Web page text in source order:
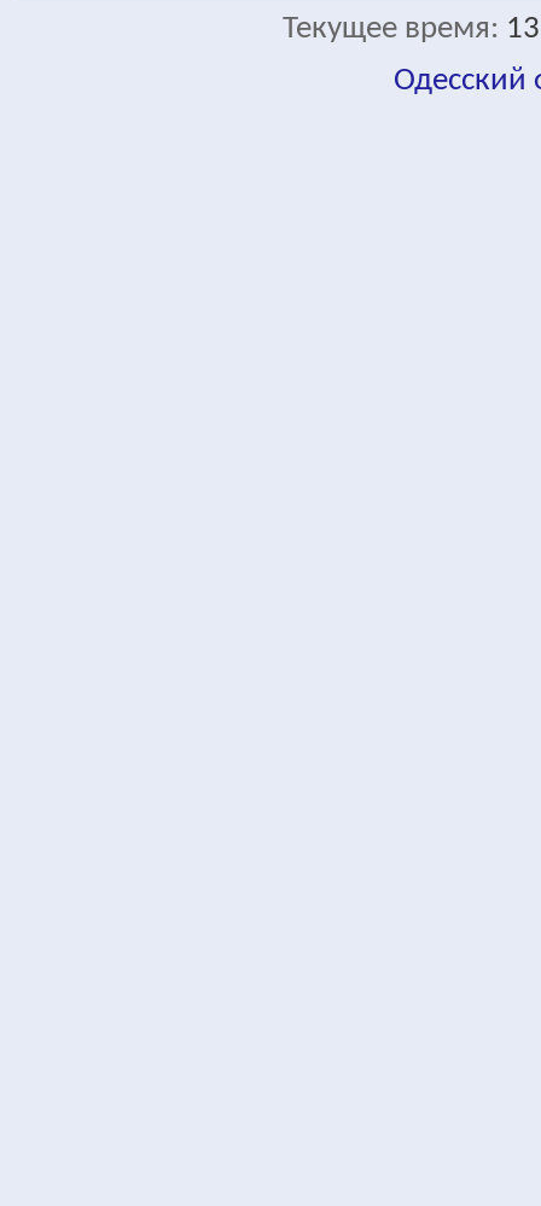
Текущее время:
Одесский